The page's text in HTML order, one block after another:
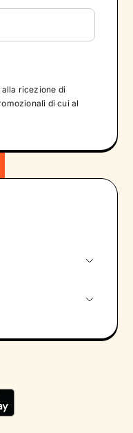
ricezione di
di cui al